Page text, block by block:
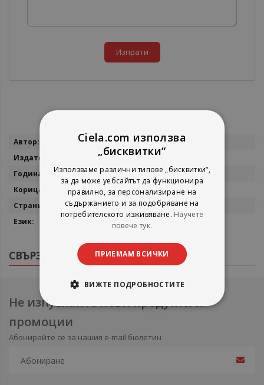
Изпрати
Повече
Борис Акунин
Еднорог
2002
Меки корици
252
Български
СВЪРЗАНИ ПРОДУКТИ
Не изпускайте нови продукти и
промоции
Абонирайте се за нашия e-mail бюлетин
Ciela.com използва
„бисквитки“
Използваме различни типове „бисквитки“,
за да може уебсайтът да функционира
правилно, за персонализиране на
съдържанието и за подобряване на
потребителското изживяване. Научете
повече тук.
ПРИЕМАМ ВСИЧКИ
ВИЖТЕ ПОДРОБНОСТИТЕ